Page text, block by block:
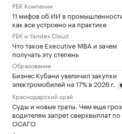
РБК Компании
11 мифов об ИИ в
как все устроено на практике
РБК и Yandex Cloud
Что такое Executive MBA и зачем
получать эту степень
Образование
Бизнес Кубани увеличил закупки
электромобилей на 17% в 2026 г.
Краснодарский край
Суды и новые траты. Чем еще
водителям запрет сверхвыплат по
ОСАГО